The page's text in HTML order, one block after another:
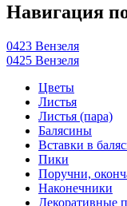
Навигация
0423 Вензеля
0425 Вензеля
Цветы
Листья
Листья (пара)
Балясины
Вставки в
Пики
Поручни,
Наконечники
Декоративные